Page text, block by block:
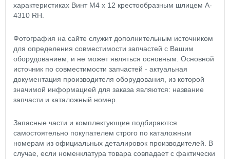
характеристиках Винт М4 х 12 крестообразным шлицем A-
4310 RH.
Фотография на сайте служит дополнительным источником
для определения совместимости запчастей с Вашим
оборудованием, и не может являться основным. Основной
источник по совместимости запчастей - актуальная
документация производителя оборудования, из которой
значимой информацией для заказа являются: название
запчасти и каталожный номер.
Запасные части и комплектующие подбираются
самостоятельно покупателем строго по каталожным
номерам из официальных деталировок производителей. В
случае, если номенклатура товара совпадает с фактически